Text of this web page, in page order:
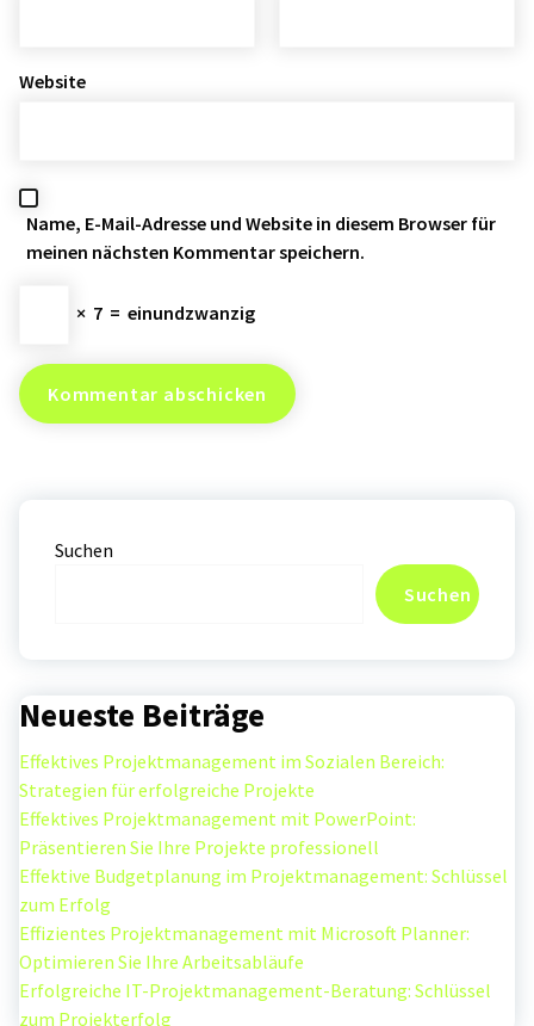
Website
Name, E-Mail-Adresse und Website in diesem Browser für
meinen nächsten Kommentar speichern.
× 7 = einundzwanzig
Suchen
Suchen
Neueste Beiträge
Effektives Projektmanagement im Sozialen Bereich:
Strategien für erfolgreiche Projekte
Effektives Projektmanagement mit PowerPoint:
Präsentieren Sie Ihre Projekte professionell
Effektive Budgetplanung im Projektmanagement: Schlüssel
zum Erfolg
Effizientes Projektmanagement mit Microsoft Planner:
Optimieren Sie Ihre Arbeitsabläufe
Erfolgreiche IT-Projektmanagement-Beratung: Schlüssel
zum Projekterfolg